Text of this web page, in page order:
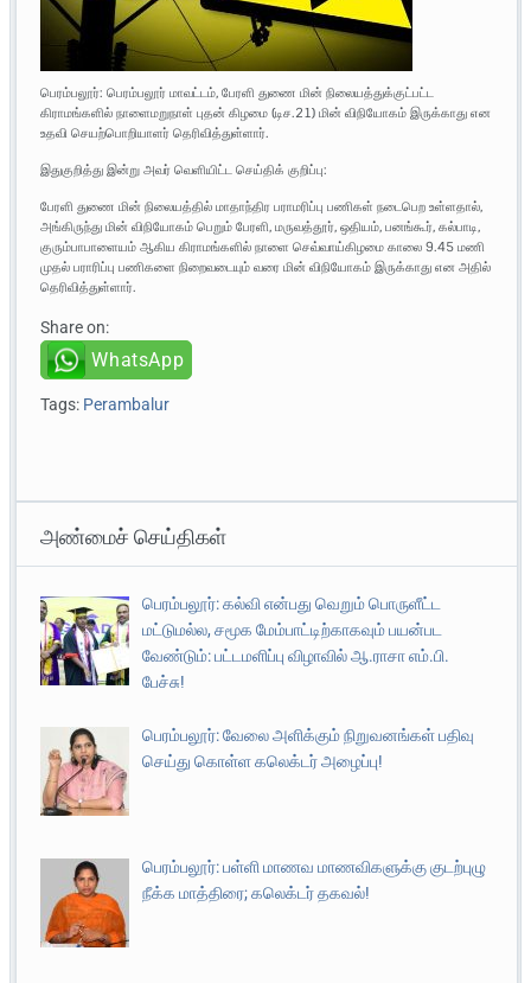
பெரம்பலூர்: பெரம்பலூர் மாவட்டம், பேரளி துணை மின் நிலையத்துக்குட்பட்ட
கிராமங்களில் நாளைமறுநாள் புதன் கிழமை (டிச.21) மின் விநியோகம் இருக்காது என
உதவி செயற்பொறியாளர் தெரிவித்துள்ளார்.
இதுகுறித்து இன்று அவர் வெளியிட்ட செய்திக் குறிப்பு:
பேரளி துணை மின் நிலையத்தில் மாதாந்திர பராமரிப்பு பணிகள் நடைபெற உள்ளதால்,
அங்கிருந்து மின் விநியோகம் பெறும் பேரளி, மருவத்தூர், ஒதியம், பனங்கூர், கல்பாடி,
குரும்பாபாளையம் ஆகிய கிராமங்களில் நாளை செவ்வாய்கிழமை காலை 9.45 மணி
முதல் பராரிப்பு பணிகளை நிறைவடையும் வரை மின் விநியோகம் இருக்காது என அதில்
தெரிவித்துள்ளார்.
Share on:
WhatsApp
Tags: Perambalur
அண்மைச் செய்திகள்
பெரம்பலூர்: கல்வி என்பது வெறும் பொருளீட்ட
மட்டுமல்ல, சமூக மேம்பாட்டிற்காகவும் பயன்பட
வேண்டும்: பட்டமளிப்பு விழாவில் ஆ.ராசா எம்.பி.
பேச்சு!
பெரம்பலூர்: வேலை அளிக்கும் நிறுவனங்கள் பதிவு
செய்து கொள்ள கலெக்டர் அழைப்பு!
பெரம்பலூர்: பள்ளி மாணவ மாணவிகளுக்கு குடற்புழு
நீக்க மாத்திரை; கலெக்டர் தகவல்!